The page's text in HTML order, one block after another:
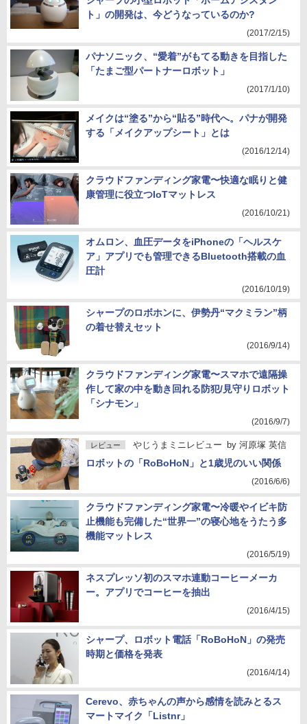
ト」の開発は、今どうなっているのか?
(2017/2/15)
パナソニック、“愛着”がもてる動きを目指した
「たまご型パートナーロボット」
(2017/1/10)
メイクは“塗る”から“貼る”時代へ。パナが開発
する「メイクアップシート」とは
(2016/12/14)
クラウドファンディング家電〜快適な眠りと健
康管理に役立つIoTマットレス
(2016/10/21)
オムロン、血圧データをiPhoneの「ヘルスケ
ア」アプリでも管理できるBluetooth搭載の血
圧計
(2016/10/19)
シャープのロボホンに、伊勢丹“マクミラン”柄
の着せ替えセット
(2016/9/14)
クラウドファンディング家電〜スマホで遠隔操
作して家の中を動き回れる防犯/見守りロボット
「シナモン」
(2016/9/7)
レビュー やじうまミニレビュー by 河原塚 英信
ロボットの「RoBoHoN」と1歳児のいい関係
(2016/6/6)
クラウドファンディング家電〜冷暖やイビキ防
止機能も完備した“世界一”の寝心地をうたう多
機能マットレス
(2016/5/19)
ネスプレッソ初のスマホ連動コーヒーメーカ
ー。アプリでコーヒーを抽出
(2016/4/15)
シャープ、ロボット電話「RoBoHoN」の発売
時期と価格を発表
(2016/4/14)
Cerevo、赤ちゃんの声から感情を読みとるス
マートマイク「Listnr」